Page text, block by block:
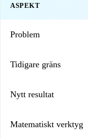
ASPEKT
Problem
Tidigare gräns
Nytt resultat
Matematiskt verktyg